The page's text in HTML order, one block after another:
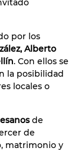
por los
Alberto
. Con ellos se
la posibilidad
locales o
de
de
matrimonio y